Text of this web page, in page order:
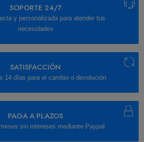
SOPORTE 24/7
y personalizada para atender tus
necesidades
SATISFACCIÓN
14 días para el cambio o devolución
PAGA A PLAZOS
sin intereses mediante Paypal